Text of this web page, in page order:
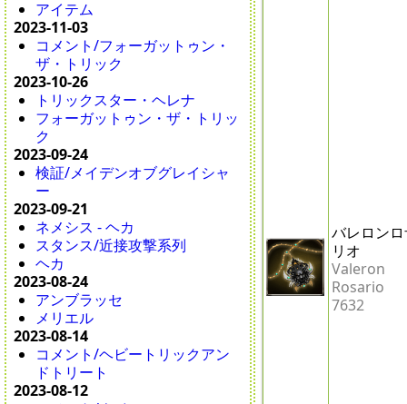
アイテム
2023-11-03
コメント/フォーガットゥン・
ザ・トリック
2023-10-26
トリックスター・ヘレナ
フォーガットゥン・ザ・トリッ
ク
2023-09-24
検証/メイデンオブグレイシャ
ー
2023-09-21
ネメシス - ヘカ
スタンス/近接攻撃系列
ヘカ
2023-08-24
アンブラッセ
メリエル
2023-08-14
コメント/ヘビートリックアン
ドトリート
2023-08-12
バレロン
リオ
Valeron
Rosario
7632